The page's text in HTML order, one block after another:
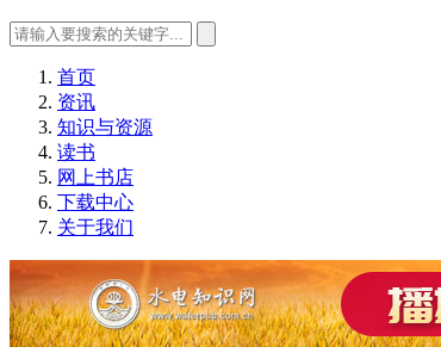
首页
资讯
知识与资源
读书
网上书店
下载中心
关于我们